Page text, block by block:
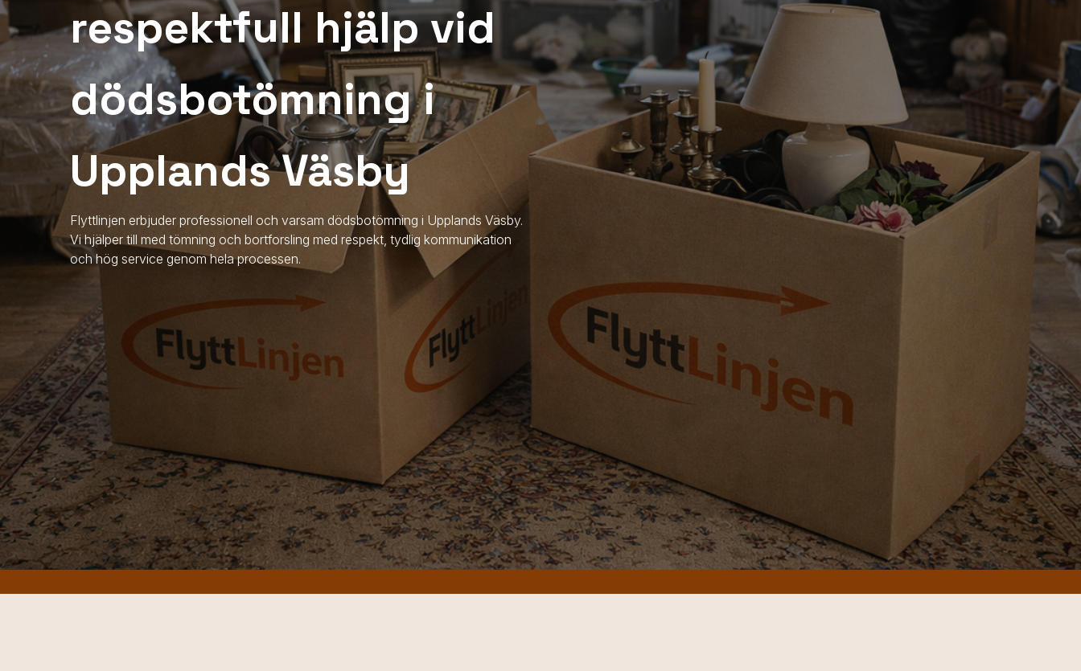
respektfull hjälp vid
dödsbotömning i
Upplands Väsby
Flyttlinjen erbjuder professionell och varsam dödsbotömning i Upplands Väsby.
Vi hjälper till med tömning och bortforsling med respekt, tydlig kommunikation
och hög service genom hela processen.